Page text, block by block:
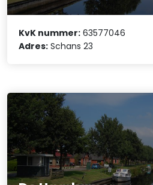
KvK nummer: 63577046
Adres: Schans 23